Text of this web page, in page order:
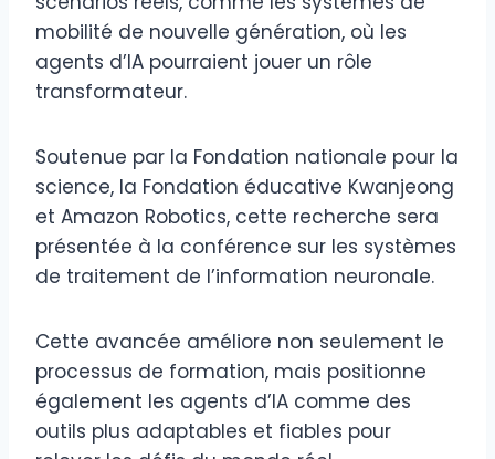
mobilité de nouvelle génération, où les
agents d’IA pourraient jouer un rôle
transformateur.
Soutenue par la Fondation nationale pour la
science, la Fondation éducative Kwanjeong
et Amazon Robotics, cette recherche sera
présentée à la conférence sur les systèmes
de traitement de l’information neuronale.
Cette avancée améliore non seulement le
processus de formation, mais positionne
également les agents d’IA comme des
outils plus adaptables et fiables pour